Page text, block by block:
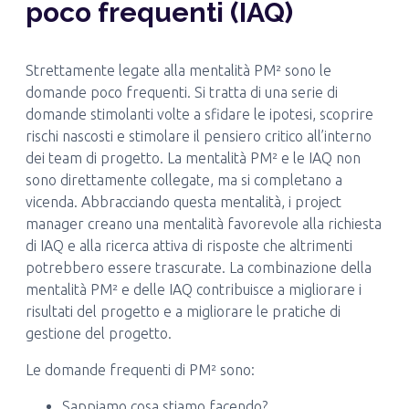
poco frequenti (IAQ)
Strettamente legate alla mentalità PM² sono le
domande poco frequenti. Si tratta di una serie di
domande stimolanti volte a sfidare le ipotesi, scoprire
rischi nascosti e stimolare il pensiero critico all’interno
dei team di progetto. La mentalità PM² e le IAQ non
sono direttamente collegate, ma si completano a
vicenda. Abbracciando questa mentalità, i project
manager creano una mentalità favorevole alla richiesta
di IAQ e alla ricerca attiva di risposte che altrimenti
potrebbero essere trascurate. La combinazione della
mentalità PM² e delle IAQ contribuisce a migliorare i
risultati del progetto e a migliorare le pratiche di
gestione del progetto.
Le domande frequenti di PM² sono: